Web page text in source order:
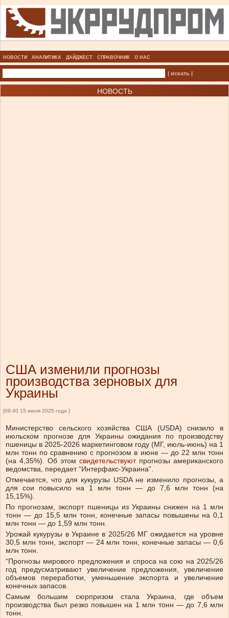
НОВОСТИ АНАЛИТИКА ДАЙДЖЕСТ СПРАВОЧНИК О НАС
| искать |
НОВОСТЬ
США изменили прогнозы
производства зерновых для
Украины
[09:40 15 июля 2025 года ]
Министерство сельского хозяйства США (USDA) снизило в
июльском прогнозе для Украины ожидания по производству
пшеницы в 2025-2026 маркетинговом году (МГ, июль-июнь) на 1
млн тонн по сравнению с прогнозом в июне — до 22 млн тонн
(на 4,35%). Об этом свидетельствуют прогнозы американского
ведомства, передает “Интерфакс-Украина”.
Отмечается, что для кукурузы USDA не изменило прогнозы, а
для сои повысило на 1 млн тонн — до 7,6 млн тонн (на
15,15%).
По прогнозам, экспорт пшеницы из Украины снижен на 1 млн
тонн — до 15,5 млн тонн, конечные запасы повышены на 0,1
млн тонн — до 1,59 млн тонн.
Урожай кукурузы в Украине в 2025/26 МГ ожидается на уровне
30,5 млн тонн, экспорт — 24 млн тонн, конечные запасы — 0,6
млн тонн.
“Прогнозы мирового предложения и спроса на сою на 2025/26
год предусматривают увеличение предложения, увеличение
объемов переработки, уменьшение экспорта и увеличение
конечных запасов.
Самым большим сюрпризом стала Украина, где объем
производства был резко повышен на 1 млн тонн — до 7,6 млн
тонн.